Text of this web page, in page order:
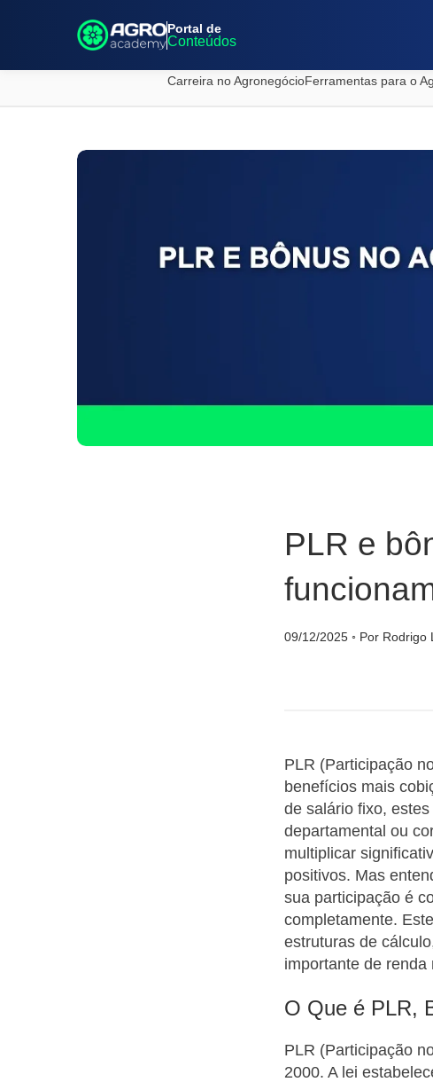
Portal de
Conteúdos
Carreira no AgronegócioFerramentas para o
PLR e
09/12/2025 ◦ Por Rodrigo
PLR (Participação
benefícios mais
de salário fixo,
departamental ou
multiplicar
positivos. Mas
sua participação é
completamente.
estruturas de
importante de renda
O Que é PLR,
PLR (Participação
2000. A lei